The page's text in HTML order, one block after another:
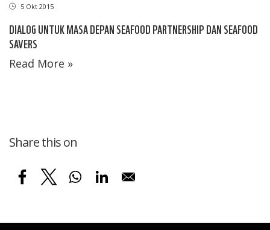
5 Okt 2015
DIALOG UNTUK MASA DEPAN SEAFOOD PARTNERSHIP DAN SEAFOOD
SAVERS
Read More »
Share this on